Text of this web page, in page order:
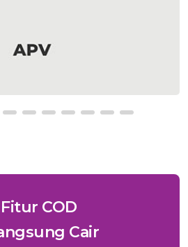
COD
Cair